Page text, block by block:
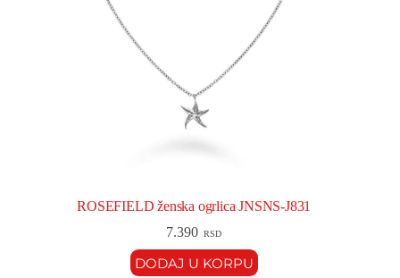
ROSEFIELD ženska ogrlica JNSNS-J831
7.390 RSD
DODAJ U KORPU